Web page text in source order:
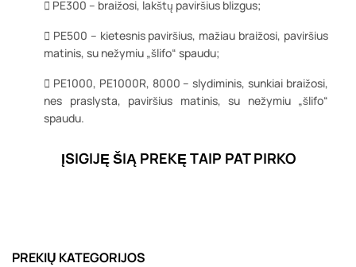
PE300 – braižosi, lakštų paviršius blizgus;
PE500 – kietesnis paviršius, mažiau braižosi, paviršius
matinis, su nežymiu „šlifo“ spaudu;
PE1000, PE1000R, 8000 – slydiminis, sunkiai braižosi,
nes praslysta, paviršius matinis, su nežymiu „šlifo“
spaudu.
ĮSIGIJĘ ŠIĄ PREKĘ TAIP PAT PIRKO
PREKIŲ KATEGORIJOS